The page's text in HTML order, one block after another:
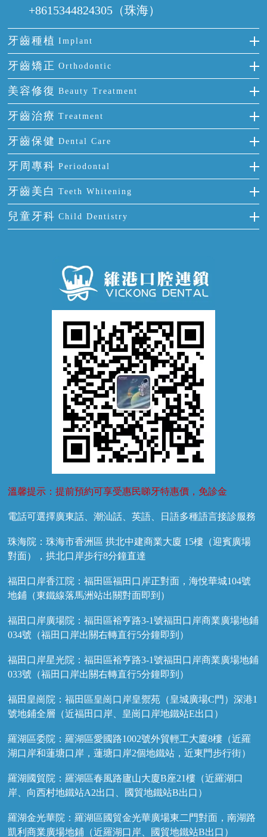
+8615344824305（珠海）
牙齒種植 Implant
種牙
單顆牙缺失
門牙缺失
多顆牙缺失
半口缺失
全口缺失
牙齒矯正 Orthodontic
隱形箍牙
前牙反頜
牙齒擁擠
牙齒前突
牙齒稀疏
美容修復 Beauty Treatment
全瓷牙
烤瓷牙
氟斑牙
四環素牙
活動假牙
牙貼面
牙齒治療 Treatment
補牙
智齒
根管治療
拔牙
牙痛
牙齒保健 Dental Care
正確刷牙
全國愛牙日
預防牙病
牙科通識
牙周專科 Periodontal
牙周炎
牙齦出血
牙齦炎
牙齦萎縮
牙齒美白 Teeth Whitening
冷光美白
兒童牙科 Child Dentistry
溫馨提示：提前預約可享受惠民睇牙特惠價，免診金
電話可選擇廣東話、潮汕話、英語、日語多種語言接診服務
珠海院：珠海市香洲區 拱北中建商業大廈 15樓（迎賓廣場
對面），拱北口岸步行8分鐘直達
福田口岸香江院：福田區福田口岸正對面，海悅華城104號
地鋪（東鐵線落馬洲站出關對面即到）
福田口岸廣場院：福田區裕亨路3-1號福田口岸商業廣場地鋪
034號（福田口岸出關右轉直行5分鐘即到）
福田口岸星光院：福田區裕亨路3-1號福田口岸商業廣場地鋪
033號（福田口岸出關右轉直行5分鐘即到）
福田皇崗院：福田區皇崗口岸皇禦苑（皇城廣場C門）深港1
號地鋪全層（近福田口岸、皇崗口岸地鐵站E出口）
羅湖區委院：羅湖區愛國路1002號外貿輕工大廈8樓（近羅
湖口岸和蓮塘口岸，蓮塘口岸2個地鐵站，近東門步行街）
羅湖國貿院：羅湖區春風路廬山大廈B座21樓（近羅湖口
岸、向西村地鐵站A2出口、國貿地鐵站B出口）
羅湖金光華院：羅湖區國貿金光華廣場東二門對面，南湖路
凱利商業廣場地鋪（近羅湖口岸、國貿地鐵站B出口）